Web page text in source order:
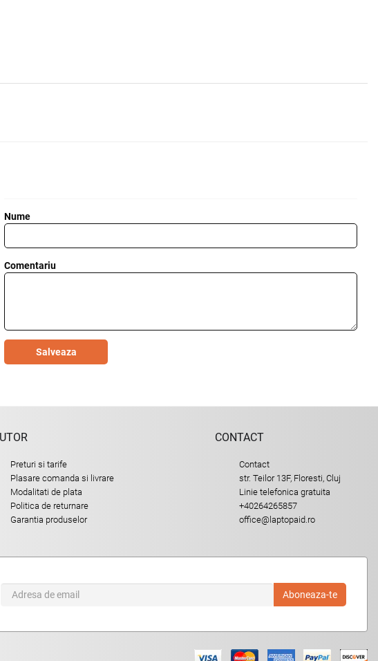
Nume
Comentariu
Salveaza
Preturi si tarife
Plasare comanda si livrare
Modalitati de plata
Politica de returnare
Garantia produselor
CONTACT
Contact
str. Teilor 13F, Floresti, Cluj
Linie telefonica gratuita
+40264265857
office@laptopaid.ro
Aboneaza-te